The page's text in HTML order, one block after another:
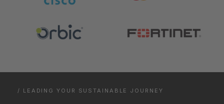
/ LEADING YOUR SUSTAINABLE JOURNEY